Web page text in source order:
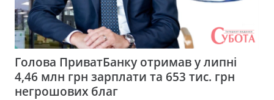
Голова ПриватБанку отримав у липні
4,46 млн грн зарплати та 653 тис. грн
негрошових благ